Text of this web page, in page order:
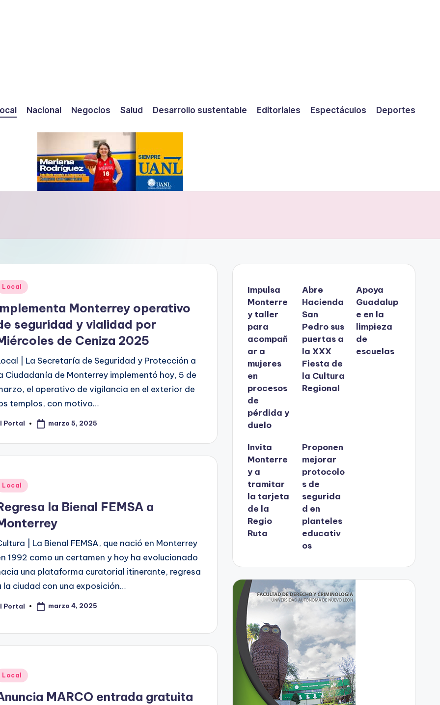
Nacional Negocios Salud Desarrollo sustentable Editoriales Espectáculos Deportes
Local
Monterrey operativo
seguridad y vialidad por
de Ceniza 2025
| La Secretaría de Seguridad y Protección a
Ciudadanía de Monterrey implementó hoy, 5 de
el operativo de vigilancia en el exterior de
templos, con motivo…
Portal marzo 5, 2025
Local
la Bienal FEMSA a
| La Bienal FEMSA, que nació en Monterrey
1992 como un certamen y hoy ha evolucionado
una plataforma curatorial itinerante, regresa
la ciudad con una exposición…
Portal marzo 4, 2025
Local
MARCO entrada gratuita
Impulsa
Monterre
y taller
para
acompañ
ar a
mujeres
en
procesos
de
pérdida y
duelo
Abre
Hacienda
San
Pedro sus
puertas a
la XXX
Fiesta de
la Cultura
Regional
Apoya
Guadalup
e en la
limpieza
de
escuelas
Invita
Monterre
y a
tramitar
la tarjeta
de la
Regio
Ruta
Proponen
mejorar
protocolo
s de
segurida
d en
planteles
educativ
os